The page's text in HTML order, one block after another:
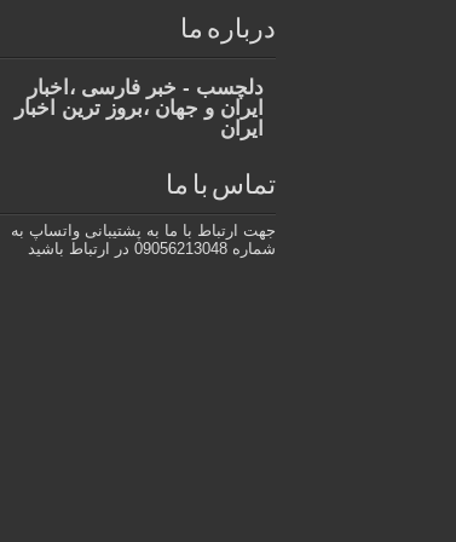
درباره ما
دلچسب - خبر فارسی ،اخبار
ایران و جهان ،بروز ترین اخبار
ایران
تماس با ما
جهت ارتباط با ما به پشتیبانی واتساپ به
شماره 09056213048 در ارتباط باشید